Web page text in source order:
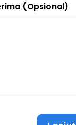
(Opsional)